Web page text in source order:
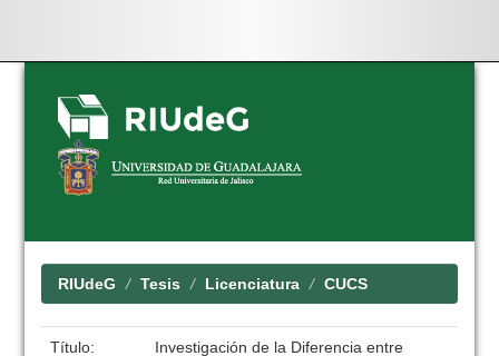
Skip
navigation
RIUdeG Tesis Licenciatura CUCS
Título:
Investigación de la Diferencia entre